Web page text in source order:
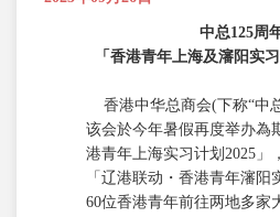
中总125周
「香港青年上海及瀋阳实
香港中华总商会(下称“中
该会於今年暑假再度举办為
港青年上海实习计划2025」
「辽港联动・香港青年瀋阳
60位香港青年前往两地多家